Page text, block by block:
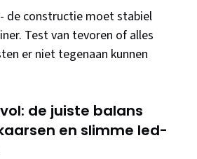
de constructie moet stabiel
Test van tevoren of alles
er niet tegenaan kunnen
de juiste balans
en slimme led-